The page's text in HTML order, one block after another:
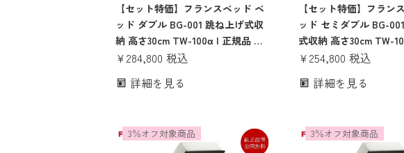
マットレスセット ベッドセット マットレス
付き コンセント おしゃれ 収納
【セット特価】フランスベッド ベ
ッド ダブル BG-001 跳ね上げ式収
納 高さ30cm TW-100α | 正規品 フ
ランスベッド製 ダブルベッド マッ
ドセット コンセント付き おしゃれ
¥284,800 税込
詳細を見る
マットレスセット ベッドセッ
付き コンセント おしゃれ 収納
【セット特価】フラン
ッド セミダブル BG-
式収納 高さ30cm TW-
フランスベッド製 セミ
ト ベッドセット コンセ
¥254,800 税込
詳細を見る
3％オフ対象商品 3％オフ対象商品